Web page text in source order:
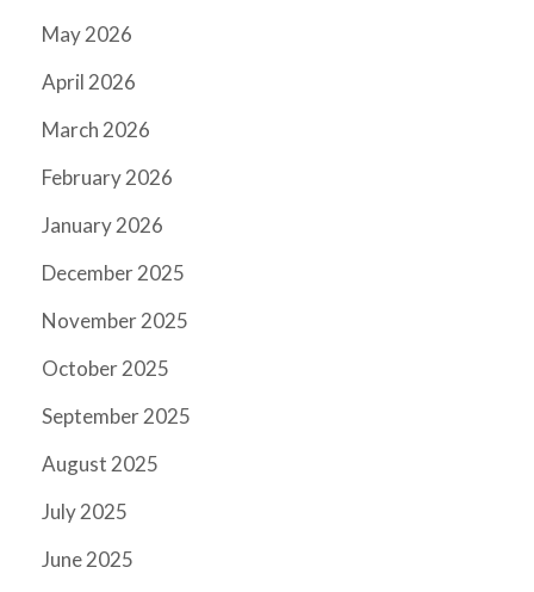
May 2026
April 2026
March 2026
February 2026
January 2026
December 2025
November 2025
October 2025
September 2025
August 2025
July 2025
June 2025